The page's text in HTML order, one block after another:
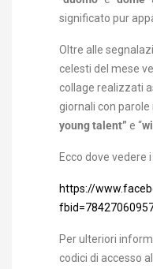
significato pur
Oltre alle
celesti del mese
collage realizzati
giornali con parole
young talent” e “
Ecco dove vedere
https://
Per ulteriori
codici di accesso